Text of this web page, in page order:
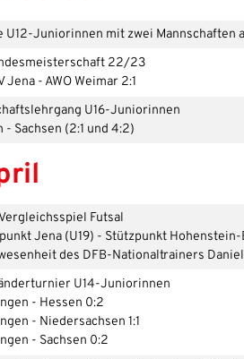
U12-Juniorinnen mit zwei
22/23
Jena - AWO Weimar 2:1
U16-Juniorinnen
- Sachsen (2:1 und 4:2)
Futsal
Jena (U19) - Stützpunkt
des DFB-Nationaltrainers
U14-Juniorinnen
- Hessen 0:2
- Niedersachsen 1:1
- Sachsen 0:2